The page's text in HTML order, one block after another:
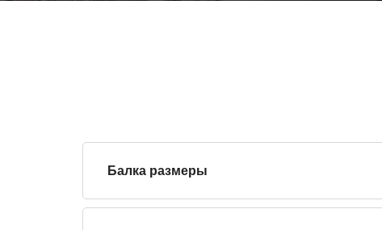
Балка размеры